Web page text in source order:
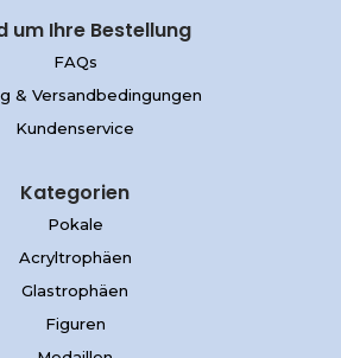
um Ihre Bestellung
FAQs
& Versandbedingungen
Kundenservice
Kategorien
Pokale
Acryltrophäen
Glastrophäen
Figuren